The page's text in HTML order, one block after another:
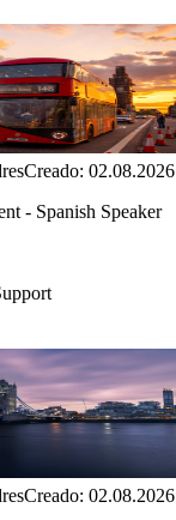
Creado: 02.08.2026
- Spanish Speaker
Creado: 02.08.2026